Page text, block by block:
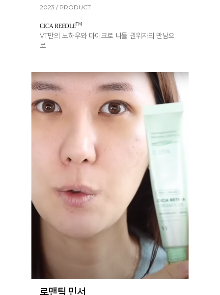
2023 / PRODUCT
CICA REEDLETM
VT만의 노하우와 마이크로 니들 권위자의 만남으
로
로맨틱 민서